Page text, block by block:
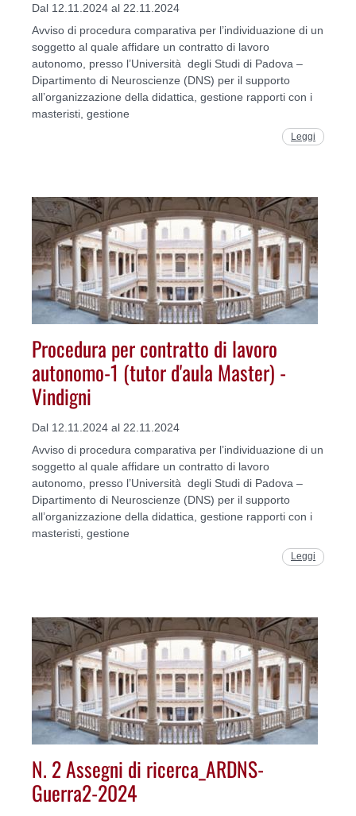
Dal 12.11.2024 al 22.11.2024
Avviso di procedura comparativa per l’individuazione di un
soggetto al quale affidare un contratto di lavoro
autonomo, presso l’Università degli Studi di Padova –
Dipartimento di Neuroscienze (DNS) per il supporto
all’organizzazione della didattica, gestione rapporti con i
masteristi, gestione
Leggi
Procedura per contratto di lavoro
autonomo-1 (tutor d'aula Master) -
Vindigni
Dal 12.11.2024 al 22.11.2024
Avviso di procedura comparativa per l’individuazione di un
soggetto al quale affidare un contratto di lavoro
autonomo, presso l’Università degli Studi di Padova –
Dipartimento di Neuroscienze (DNS) per il supporto
all’organizzazione della didattica, gestione rapporti con i
masteristi, gestione
Leggi
N. 2 Assegni di ricerca_ARDNS-
Guerra2-2024